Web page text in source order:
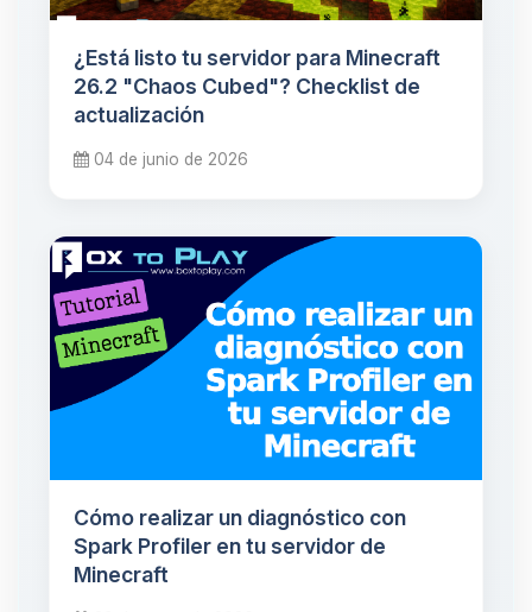
¿Está listo tu servidor para Minecraft
26.2 "Chaos Cubed"? Checklist de
actualización
04 de junio de 2026
Cómo realizar un diagnóstico con
Spark Profiler en tu servidor de
Minecraft